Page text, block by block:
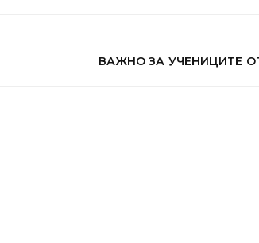
ВАЖНО ЗА УЧЕНИЦИТЕ